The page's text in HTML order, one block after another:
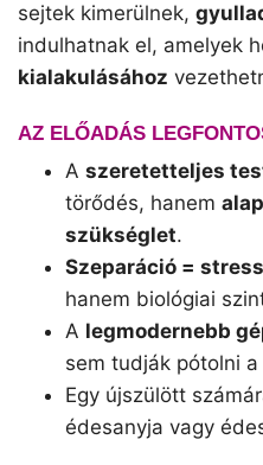
sejtek kimerülnek,
indulhatnak el, amelyek
kialakulásához
AZ ELŐADÁS
A szeretetteljes
törődés, hanem
szükséglet.
Szeparáció =
hanem biológiai
A legmodernebb
sem tudják pótolni
Egy újszülött
édesanyja vagy